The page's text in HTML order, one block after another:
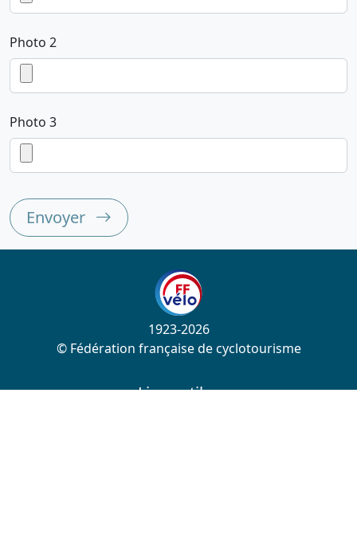
Photo 2
Photo 3
Envoyer
1923-2026
© Fédération française de cyclotourisme
Liens utiles